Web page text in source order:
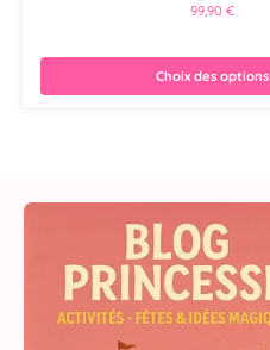
99,90€
Choix des options